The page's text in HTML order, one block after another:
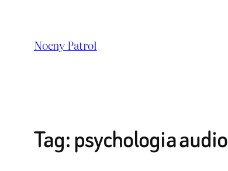
Nocny Patrol
Tag:psychologia audio